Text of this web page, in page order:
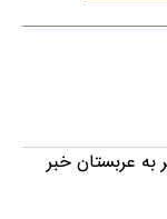
عربستان خبر